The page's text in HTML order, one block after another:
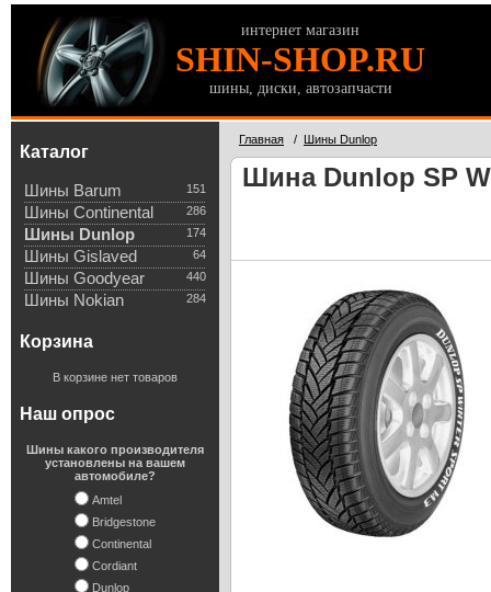
интернет магазин
SHIN-SHOP.RU
шины, диски, автозапчасти
Каталог
151
Шины Barum
286
Шины Continental
174
Шины Dunlop
64
Шины Gislaved
440
Шины Goodyear
284
Шины Nokian
Корзина
В корзине нет товаров
Наш опрос
Шины какого производителя
установлены на вашем
автомобиле?
Amtel
Bridgestone
Continental
Cordiant
Dunlop
Главная / Шины Dunlop
Шина Dunlop SP